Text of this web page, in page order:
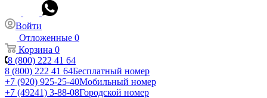
Войти
Отложенные 0
Корзина 0
8 (800) 222 41 64
8 (800) 222 41 64Бесплатный номер
+7 (920) 925-25-40Мобильный номер
+7 (49241) 3-88-08Городской номер